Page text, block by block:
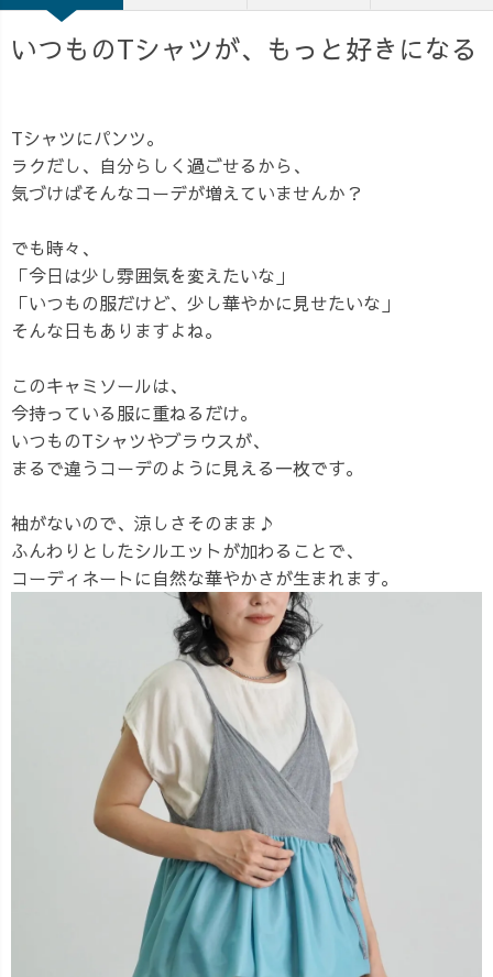
いつものTシャツが、もっと好きになる
Tシャツにパンツ。
ラクだし、自分らしく過ごせるから、
気づけばそんなコーデが増えていませんか？
でも時々、
「今日は少し雰囲気を変えたいな」
「いつもの服だけど、少し華やかに見せたいな」
そんな日もありますよね。
このキャミソールは、
今持っている服に重ねるだけ。
いつものTシャツやブラウスが、
まるで違うコーデのように見える一枚です。
袖がないので、涼しさそのまま♪
ふんわりとしたシルエットが加わることで、
コーディネートに自然な華やかさが生まれます。